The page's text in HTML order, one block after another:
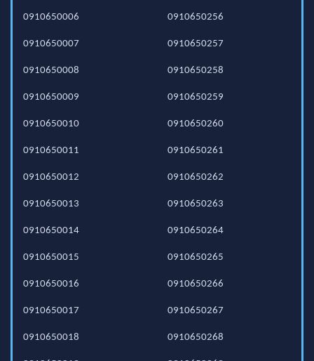
0910650006
0910650007
0910650008
0910650009
0910650010
0910650011
0910650012
0910650013
0910650014
0910650015
0910650016
0910650017
0910650018
0910650256
0910650257
0910650258
0910650259
0910650260
0910650261
0910650262
0910650263
0910650264
0910650265
0910650266
0910650267
0910650268